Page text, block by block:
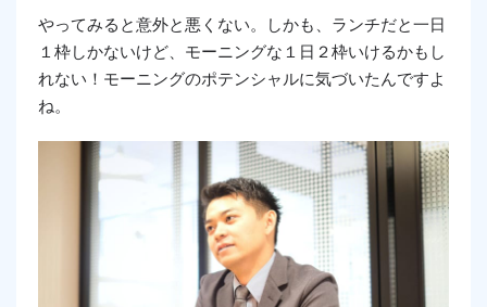
やってみると意外と悪くない。しかも、ランチだと一日
１枠しかないけど、モーニングな１日２枠いけるかもし
れない！モーニングのポテンシャルに気づいたんですよ
ね。